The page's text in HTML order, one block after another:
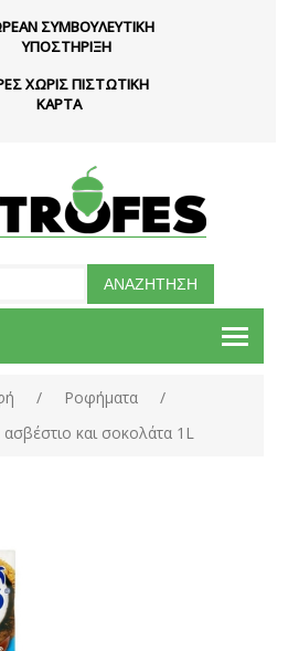
ΣΥΜΒΟΥΛΕΥΤΙΚΗ
ΥΠΟΣΤΗΡΙΞΗ
ΧΩΡΙΣ ΠΙΣΤΩΤΙΚΗ
ΚΑΡΤΑ
/ Ροφήματα
/
και σοκολάτα 1L